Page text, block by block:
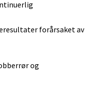
forårsaket av
og